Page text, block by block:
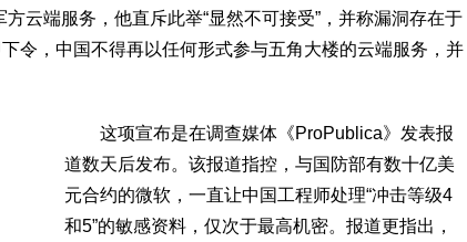
云端服务，他直斥此举“显然不可接受”，并称漏洞存在于
令，中国不得再以任何形式参与五角大楼的云端服务，并
这项宣布是在调查媒体《ProPublica》发表报
道数天后发布。该报道指控，与国防部有数十亿美
元合约的微软，一直让中国工程师处理“冲击等级4
和5”的敏感资料，仅次于最高机密。报道更指出，